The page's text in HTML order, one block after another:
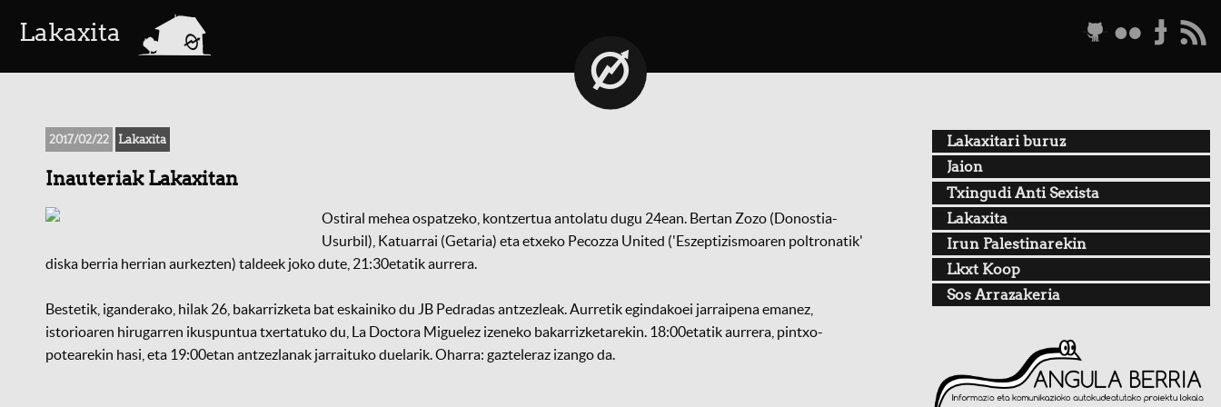
Lakaxita g f t r
2017/02/22 Lakaxita
Inauteriak Lakaxitan
Ostiral mehea ospatzeko, kontzertua antolatu dugu 24ean. Bertan Zozo (Donostia-
Usurbil), Katuarrai (Getaria) eta etxeko Pecozza United ('Eszeptizismoaren poltronatik'
diska berria herrian aurkezten) taldeek joko dute, 21:30etatik aurrera.
Bestetik, iganderako, hilak 26, bakarrizketa bat eskainiko du JB Pedradas antzezleak. Aurretik egindakoei jarraipena emanez,
istorioaren hirugarren ikuspuntua txertatuko du, La Doctora Miguelez izeneko bakarrizketarekin. 18:00etatik aurrera, pintxo-
potearekin hasi, eta 19:00etan antzezlanak jarraituko duelarik. Oharra: gazteleraz izango da.
Lakaxitari buruz
Jaion
Txingudi Anti Sexista
Lakaxita
Irun Palestinarekin
Lkxt Koop
Sos Arrazakeria